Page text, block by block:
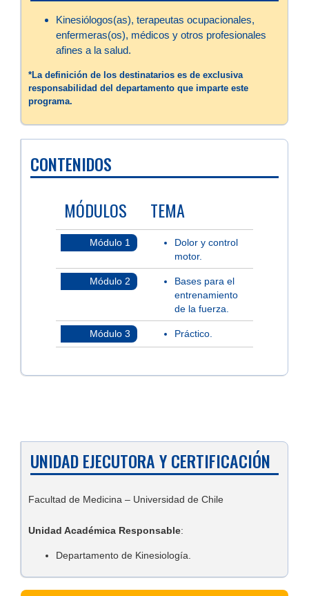
Kinesiólogos(as), terapeutas ocupacionales,
enfermeras(os), médicos y otros profesionales
afines a la salud.
*La definición de los destinatarios es de exclusiva
responsabilidad del departamento que imparte este
programa.
CONTENIDOS
MÓDULOS
TEMA
Módulo 1
Dolor y control
motor.
Módulo 2
Bases para el
entrenamiento
de la fuerza.
Módulo 3 Práctico.
UNIDAD EJECUTORA Y CERTIFICACIÓN
Facultad de Medicina – Universidad de Chile
Unidad Académica Responsable:
Departamento de Kinesiología.